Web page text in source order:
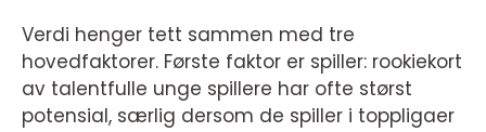
Verdi henger tett sammen med tre
hovedfaktorer. Første faktor er spiller: rookiekort
av talentfulle unge spillere har ofte størst
potensial, særlig dersom de spiller i toppligaer